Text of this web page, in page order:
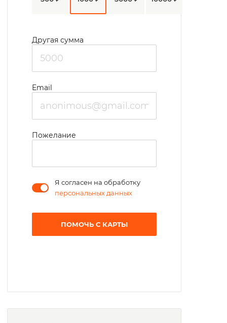
немедицинские методики, игровая
деятельность, вовлечение в трудотерапию.
Другая сумма
Email
Пожелание
Я согласен на обработку
персональных данных
ПОМОЧЬ С КАРТЫ